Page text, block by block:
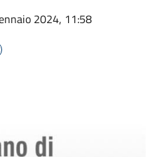
2024, 11:58